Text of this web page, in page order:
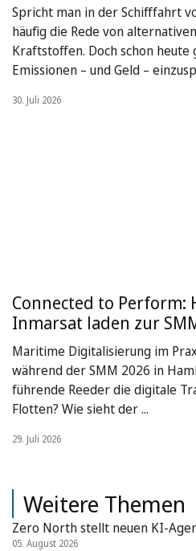
Spricht man in der Schifffahrt
häufig die Rede von
Kraftstoffen. Doch schon heute
Emissionen – und Geld –
30. Juli 2026
Connected to Perform:
Inmarsat laden zur
Maritime Digitalisierung im
während der SMM 2026 in
führende Reeder die digitale
Flotten? Wie sieht der ...
29. Juli 2026
Weitere Themen
Zero North stellt neuen KI-
05. August 2026